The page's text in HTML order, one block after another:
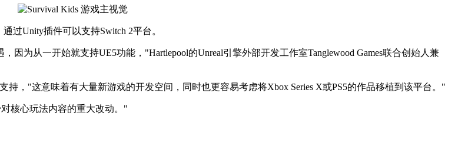
过Unity插件可以支持Switch 2平台。
因为从一开始就支持UE5功能，"Hartlepool的Unreal引擎外部开发工作室Tanglewood Games联合创始人兼
持，"这意味着有大量新游戏的开发空间，同时也更容易考虑将Xbox Series X或PS5的作品移植到该平台。"
核心玩法内容的重大改动。"